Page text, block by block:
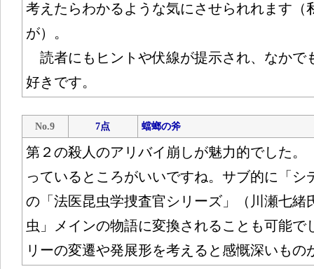
考えたらわかるような気にさせられれます（
が）。
読者にもヒントや伏線が提示され、なかで
好きです。
No.9 7点 蟷螂の斧
第２の殺人のアリバイ崩しが魅力的でした。
っているところがいいですね。サブ的に「シ
の「法医昆虫学捜査官シリーズ」（川瀬七緒
虫」メインの物語に変換されることも可能で
リーの変遷や発展形を考えると感慨深いもの